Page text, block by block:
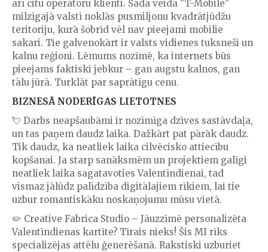
arī citu operatoru klienti. Šādā veidā "T-Mobile"
milzīgajā valstī noklās pusmiljonu kvadrātjūdžu
teritoriju, kurā šobrīd vēl nav pieejami mobilie
sakari. Tie galvenokārt ir valsts vidienes tuksneši un
kalnu reģioni. Lēmums nozīmē, ka internets būs
pieejams faktiski jebkur – gan augstu kalnos, gan
tālu jūrā. Turklāt par saprātīgu cenu.
BIZNESĀ NODERĪGAS LIETOTNES
💘 Darbs neapšaubāmi ir nozīmīga dzīves sastāvdaļa,
un tas paņem daudz laika. Dažkārt pat pārāk daudz.
Tik daudz, ka neatliek laika cilvēcisko attiecību
kopšanai. Ja starp sanāksmēm un projektiem galīgi
neatliek laika sagatavoties Valentīndienai, tad
vismaz jālūdz palīdzība digitālajiem rīkiem, lai tie
uzbur romantiskāku noskaņojumu mūsu vietā.
✏️ Creative Fabrica Studio – Jāuzzīmē personalizēta
Valentīndienas kartīte? Tīrais nieks! Šis MI rīks
specializējas attēlu ģenerēšanā. Rakstiski uzburiet